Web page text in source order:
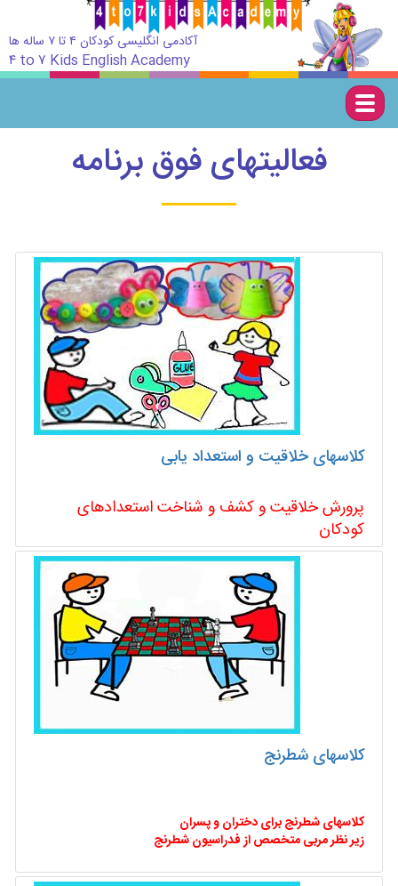
آکادمی انگلیسی کودکان ۴ تا ۷ ساله ها
۴ to ۷ Kids English Academy
فعالیتهای فوق برنامه
کلاسهای خلاقیت و استعداد یابی
پرورش خلاقیت و کشف و شناخت استعدادهای
کودکان
کلاسهای شطرنج
کلاسهای شطرنج برای دختران و پسران
زیر نظر مربی متخصص از فدراسیون شطرنج